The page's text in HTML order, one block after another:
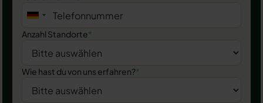
Anzahl Standorte*
Wie hast du von uns erfahren?*